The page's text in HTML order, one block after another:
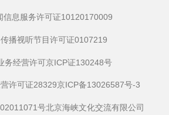
信息服务许可证10120170009
播视听节目许可证0107219
务经营许可京ICP证130248号
许可证28329京ICP备13026587号-3
号北京海峡文化交流有限公司